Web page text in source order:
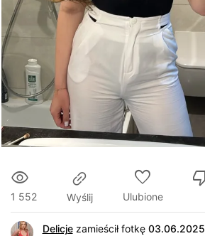
1 552 Wyślij Ulubione
Delicjezamieścił fotkę 03.06.2025